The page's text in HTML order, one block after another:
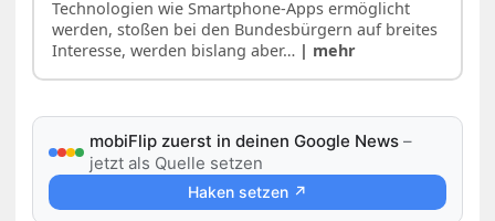
Technologien wie Smartphone-Apps ermöglicht
werden, stoßen bei den Bundesbürgern auf breites
Interesse, werden bislang aber… | mehr
mobiFlip zuerst in deinen Google News –
jetzt als Quelle setzen
Haken setzen ↗